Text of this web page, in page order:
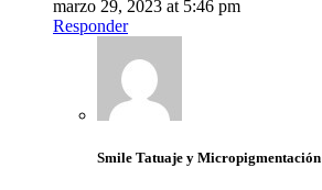
marzo 29, 2023 at 5:46 pm
Responder
Smile Tatuaje y